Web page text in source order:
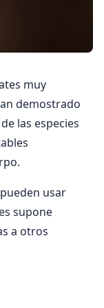
muy
demostrado
las especies
usar
supone
a otros